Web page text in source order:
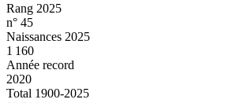
Rang 2025
n° 45
Naissances 2025
1 160
Année record
2020
Total 1900-2025